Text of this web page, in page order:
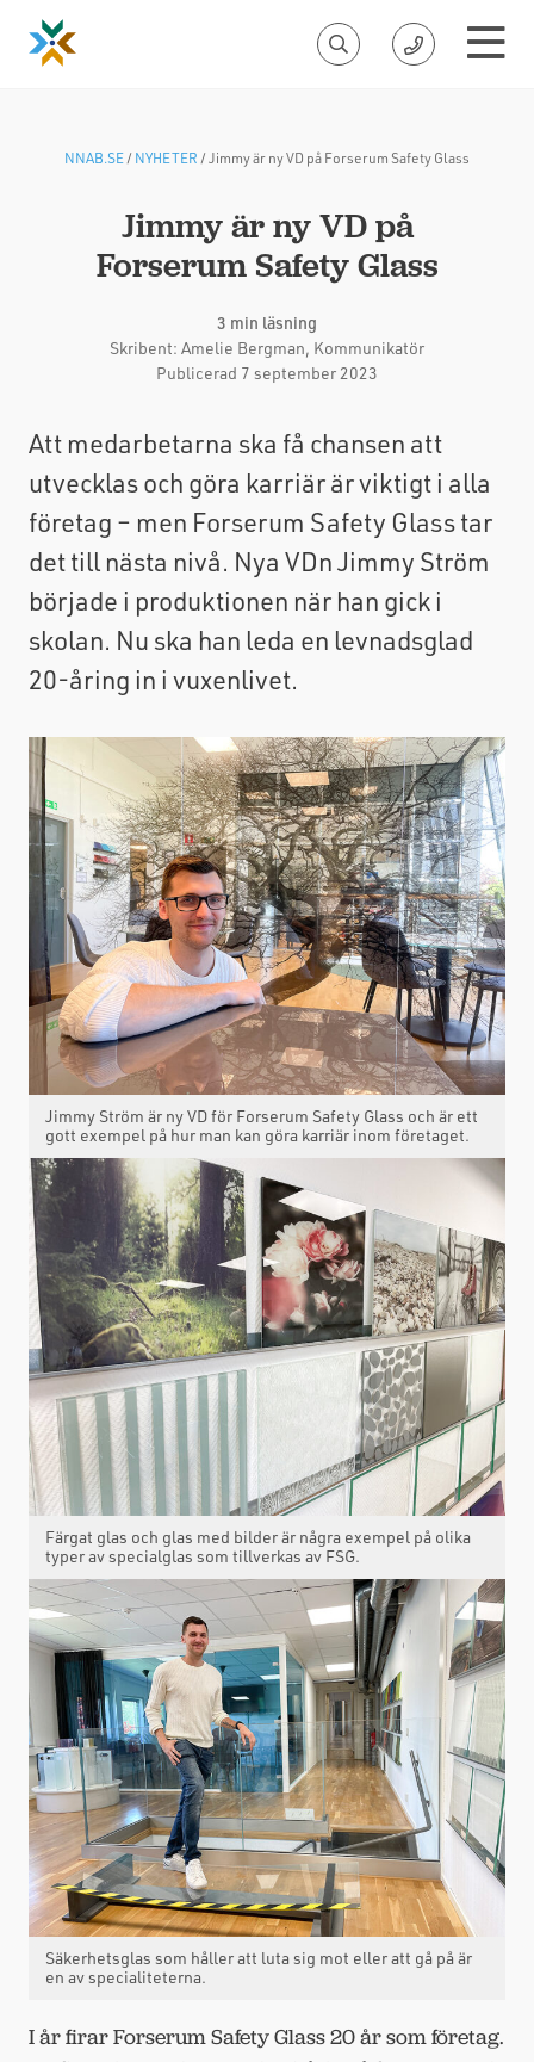
NNAB.SE/NYHETER /Jimmy är ny VD på Forserum Safety Glass
Jimmy är ny VD på
Forserum Safety Glass
3 min läsning
Skribent: Amelie Bergman, Kommunikatör
Publicerad 7 september 2023
Att medarbetarna ska få chansen att
utvecklas och göra karriär är viktigt i alla
företag – men Forserum Safety Glass tar
det till nästa nivå. Nya VDn Jimmy Ström
började i produktionen när han gick i
skolan. Nu ska han leda en levnadsglad
20-åring in i vuxenlivet.
Jimmy Ström är ny VD för Forserum Safety Glass och är ett
gott exempel på hur man kan göra karriär inom företaget.
Färgat glas och glas med bilder är några exempel på olika
typer av specialglas som tillverkas av FSG.
Säkerhetsglas som håller att luta sig mot eller att gå på är
en av specialiteterna.
I år firar Forserum Safety Glass 20 år som företag.